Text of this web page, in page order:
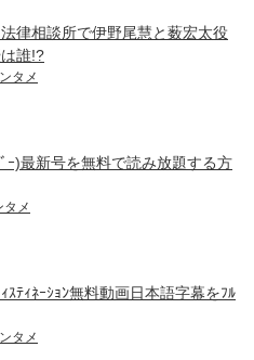
律相談所で伊野尾慧と薮宏太役
誰!?
タメ
ｰ)最新号を無料で読み放題する方
タメ
ｽﾃｨﾈｰｼｮﾝ無料動画日本語字幕をﾌﾙ
タメ